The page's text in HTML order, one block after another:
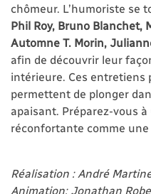
chômeur. L’humoriste se
Phil Roy, Bruno Blanchet,
Automne T. Morin,
afin de découvrir leur
intérieure. Ces entretiens
permettent de plonger
apaisant. Préparez-vous
réconfortante comme une
Réalisation : André
Animation: Jonathan